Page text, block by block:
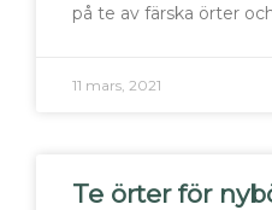
på te av färska örter
11 mars, 2021
Te örter för